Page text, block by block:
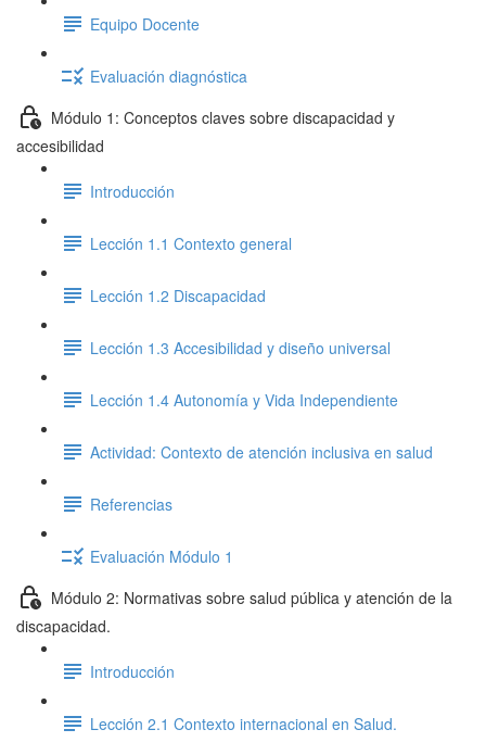
Equipo Docente
Evaluación diagnóstica
Módulo 1: Conceptos claves sobre discapacidad y
accesibilidad
Introducción
Lección 1.1 Contexto general
Lección 1.2 Discapacidad
Lección 1.3 Accesibilidad y diseño universal
Lección 1.4 Autonomía y Vida Independiente
Actividad: Contexto de atención inclusiva en salud
Referencias
Evaluación Módulo 1
Módulo 2: Normativas sobre salud pública y atención de la
discapacidad.
Introducción
Lección 2.1 Contexto internacional en Salud.